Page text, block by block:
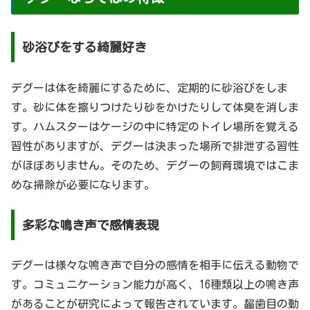
砂浴びをする綺麗好き
デグーは体を綺麗にするために、定期的に砂浴びをしま
す。砂に体を擦りつけたり砂をかけたりして体臭を消しま
す。ハムスターはケージの中に特定のトイレ場所を覚える
習性がありますが、デグーは決まった場所で排泄する習性
がほぼありません。そのため、デグーの飼育環境ではこま
めな掃除が必要になります。
多彩な鳴き声で感情表現
デグーは様々な鳴き声で自分の感情を相手に伝える動物で
す。コミュニケーション能力が高く、16種類以上の鳴き声
があることが研究によって報告されています。齧歯目の動